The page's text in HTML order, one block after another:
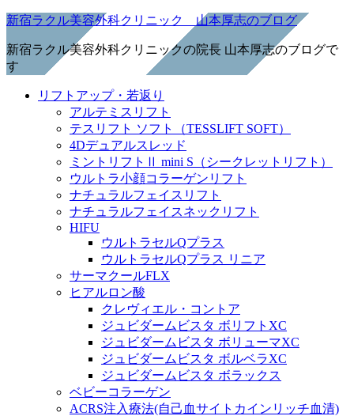
新宿ラクル美容外科クリニック 山本厚志のブログ
新宿ラクル美容外科クリニックの院長 山本厚志のブログで
す
リフトアップ・若返り
アルテミスリフト
テスリフト ソフト（TESSLIFT SOFT）
4Dデュアルスレッド
ミントリフトⅡ mini S（シークレットリフト）
ウルトラ小顔コラーゲンリフト
ナチュラルフェイスリフト
ナチュラルフェイスネックリフト
HIFU
ウルトラセルQプラス
ウルトラセルQプラス リニア
サーマクールFLX
ヒアルロン酸
クレヴィエル・コントア
ジュビダームビスタ ボリフトXC
ジュビダームビスタ ボリューマXC
ジュビダームビスタ ボルベラXC
ジュビダームビスタ ボラックス
ベビーコラーゲン
ACRS注入療法(自己血サイトカインリッチ血清)